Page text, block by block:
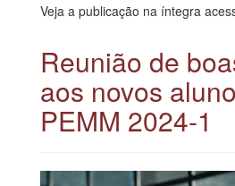
Veja a publicação na íntegra
Reunião de
aos novos
PEMM 2024-1